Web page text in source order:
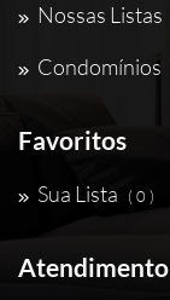
Nossas Listas
Condomínios
Favoritos
Sua Lista ( 0 )
Atendimento